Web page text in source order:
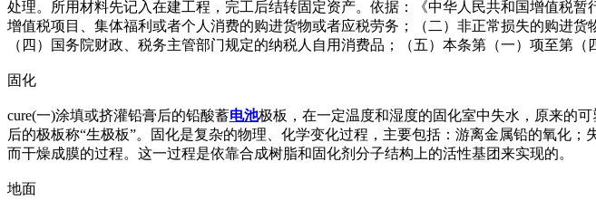
处理。所用材料先记入在建工程，完工后结转固定资产。依据：《中华人民共和国增值税
增值税项目、集体福利或者个人消费的购进货物或者应税劳务；（二）非正常损失的购进
（四）国务院财政、税务主管部门规定的纳税人自用消费品；（五）本条第（一）项至第
固化
cure(一)涂填或挤灌铅膏后的铅酸蓄电池极板，在一定温度和湿度的固化室中失水，原来的
后的极板称“生极板”。固化是复杂的物理、化学变化过程，主要包括：游离金属铅的氧化
而干燥成膜的过程。这一过程是依靠合成树脂和固化剂分子结构上的活性基团来实现的。
地面